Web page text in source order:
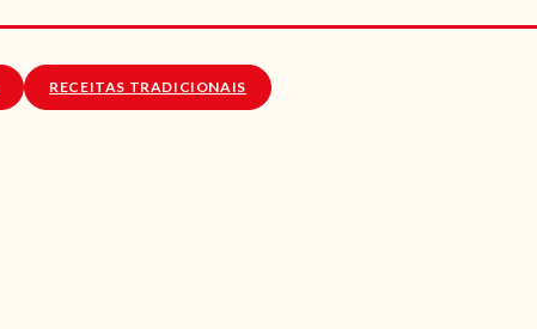
RECEITAS TRADICIONAIS